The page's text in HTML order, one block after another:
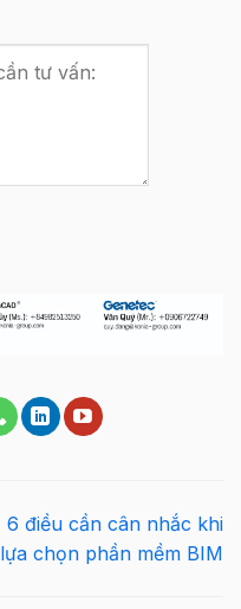
6 điều cần cân nhắc khi
lựa chọn phần mềm BIM